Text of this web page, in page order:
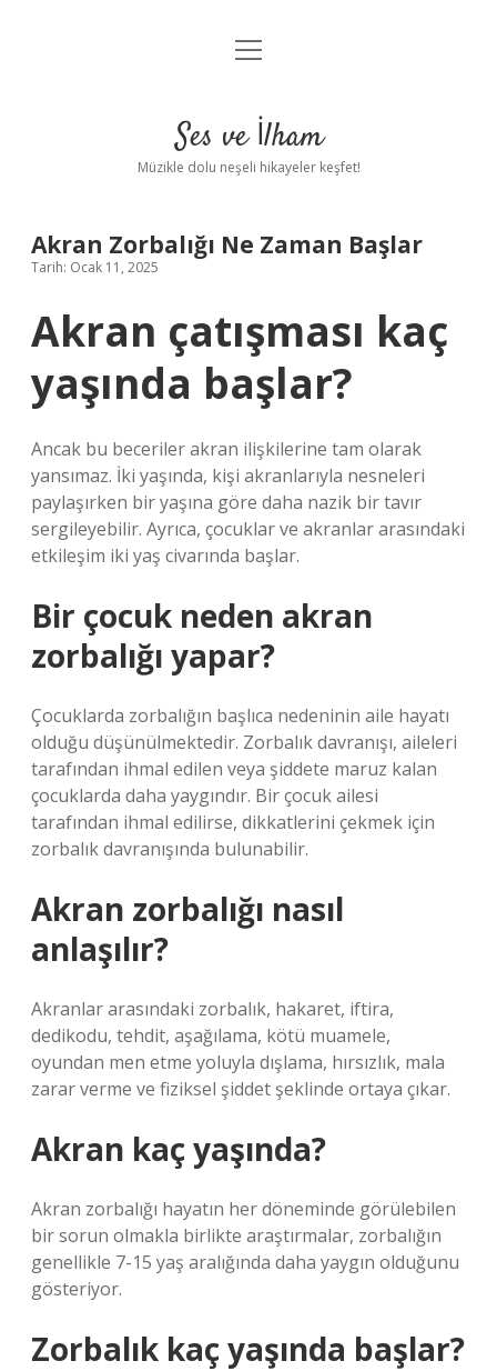
Anasayfa
Yasal Uyarı
menüyü
Ses ve İlham
Müzikle dolu neşeli hikayeler keşfet!
Akran Zorbalığı Ne Zaman Başlar
Tarih: Ocak 11, 2025
Akran çatışması kaç
yaşında başlar?
Ancak bu beceriler akran ilişkilerine tam olarak
yansımaz. İki yaşında, kişi akranlarıyla nesneleri
paylaşırken bir yaşına göre daha nazik bir tavır
sergileyebilir. Ayrıca, çocuklar ve akranlar arasındaki
etkileşim iki yaş civarında başlar.
Bir çocuk neden akran
zorbalığı yapar?
Çocuklarda zorbalığın başlıca nedeninin aile hayatı
olduğu düşünülmektedir. Zorbalık davranışı, aileleri
tarafından ihmal edilen veya şiddete maruz kalan
çocuklarda daha yaygındır. Bir çocuk ailesi
tarafından ihmal edilirse, dikkatlerini çekmek için
zorbalık davranışında bulunabilir.
Akran zorbalığı nasıl
anlaşılır?
Akranlar arasındaki zorbalık, hakaret, iftira,
dedikodu, tehdit, aşağılama, kötü muamele,
oyundan men etme yoluyla dışlama, hırsızlık, mala
zarar verme ve fiziksel şiddet şeklinde ortaya çıkar.
Akran kaç yaşında?
Akran zorbalığı hayatın her döneminde görülebilen
bir sorun olmakla birlikte araştırmalar, zorbalığın
genellikle 7-15 yaş aralığında daha yaygın olduğunu
gösteriyor.
Zorbalık kaç yaşında başlar?